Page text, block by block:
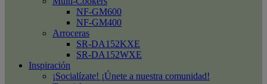
NF-GM600
NF-GM400
Arroceras
SR-DA152KXE
SR-DA152WXE
Inspiración
¡Socialízate! ¡Únete a nuestra comunidad!